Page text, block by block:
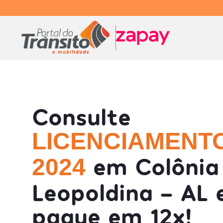
Consulte
2024 em Colônia
Leopoldina - AL
pague em 12x!